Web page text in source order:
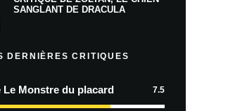
SANGLANT DE DRACULA
DERNIÈRES CRITIQUES
Le Monstre du placard 7.5